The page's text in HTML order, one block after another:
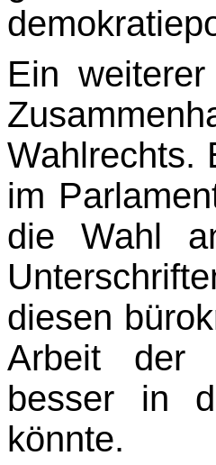
Ein
Wahlrechts.
im
die Wahl
diesen
Arbeit der
besser in
könnte.